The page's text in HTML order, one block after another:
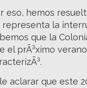
eso, hemos
representa la
que la
el prÃ³ximo
aclarar que este